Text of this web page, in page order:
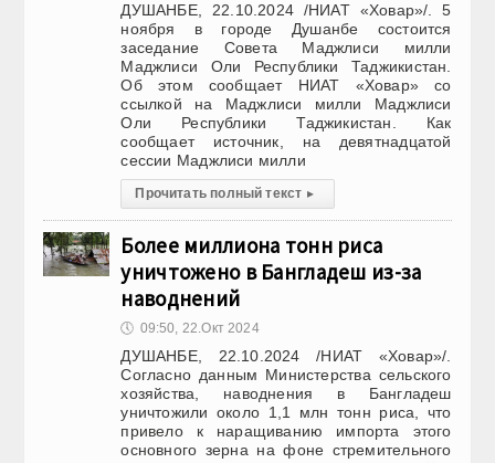
ДУШАНБЕ, 22.10.2024 /НИАТ «Ховар»/. 5
ноября в городе Душанбе состоится
заседание Совета Маджлиси милли
Маджлиси Оли Республики Таджикистан.
Об этом сообщает НИАТ «Ховар» со
ссылкой на Маджлиси милли Маджлиси
Оли Республики Таджикистан. Как
сообщает источник, на девятнадцатой
сессии Маджлиси милли
Прочитать полный текст ▸
Более миллиона тонн риса
уничтожено в Бангладеш из-за
наводнений
🕔 09:50, 22.Окт 2024
ДУШАНБЕ, 22.10.2024 /НИАТ «Ховар»/.
Согласно данным Министерства сельского
хозяйства, наводнения в Бангладеш
уничтожили около 1,1 млн тонн риса, что
привело к наращиванию импорта этого
основного зерна на фоне стремительного